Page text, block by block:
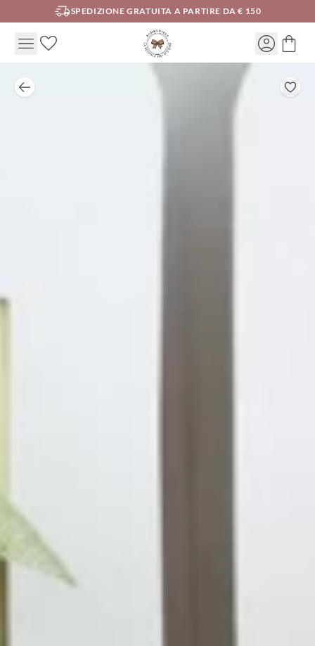
SPEDIZIONE GRATUITA A PARTIRE DA € 150